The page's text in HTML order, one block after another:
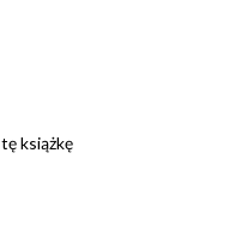
książkę